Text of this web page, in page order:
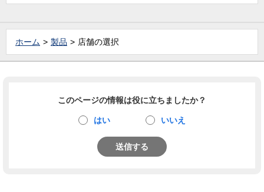
ホーム 製品 店舗の選択
このページの情報は役に立ちましたか？
はい いいえ
送信する